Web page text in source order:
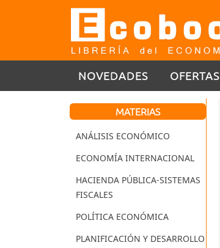
NOVEDADES OFERTAS
MATERIAS
ANÁLISIS ECONÓMICO
ECONOMÍA INTERNACIONAL
HACIENDA PÚBLICA-SISTEMAS
FISCALES
POLÍTICA ECONÓMICA
PLANIFICACIÓN Y DESARROLLO